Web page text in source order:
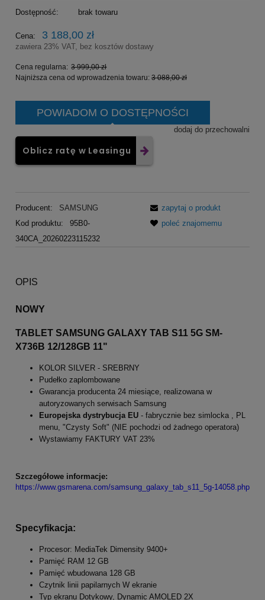
Dostępność: brak towaru
Cena: 3 188,00 zł
zawiera 23% VAT, bez kosztów dostawy
Cena regularna: 3 999,00 zł
Najniższa cena od wprowadzenia towaru: 3 088,00 zł
POWIADOM O DOSTĘPNOŚCI
dodaj do przechowalni
Oblicz ratę w Leasingu
Producent:
SAMSUNG
Kod produktu:
95B0-
340CA_20260223115232
zapytaj o produkt
poleć znajomemu
OPIS
NOWY
TABLET SAMSUNG GALAXY TAB S11 5G SM-
X736B 12/128GB 11"
KOLOR SILVER - SREBRNY
Pudełko zaplombowane
Gwarancja producenta 24 miesiące, realizowana w
autoryzowanych serwisach Samsung
Europejska dystrybucja EU - fabrycznie bez simlocka , PL
menu, "Czysty Soft" (NIE pochodzi od żadnego operatora)
Wystawiamy FAKTURY VAT 23%
Szczegółowe informacje:
https://www.gsmarena.com/samsung_galaxy_tab_s11_5g-14058.php
Specyfikacja:
Procesor: MediaTek Dimensity 9400+
Pamięć RAM 12 GB
Pamięć wbudowana 128 GB
Czytnik linii papilarnych W ekranie
Typ ekranu Dotykowy, Dynamic AMOLED 2X